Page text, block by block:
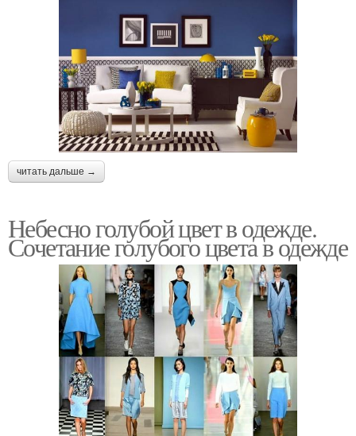
читать дальше →
Небесно голубой цвет в одежде.
Сочетание голубого цвета в одежде